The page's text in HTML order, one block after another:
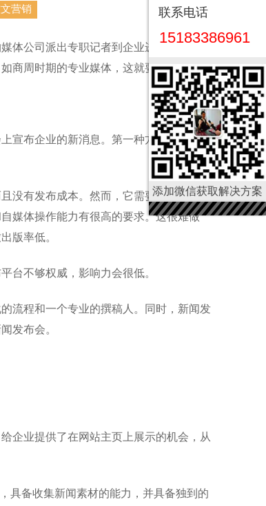
营销
体公司派出专职记者到企业进行实地采
商周时期的专业媒体，这就要求企业有更
宣布企业的新消息。第一种方式是一样
没有发布成本。然而，它需要积累大量的
媒体操作能力有很高的要求。这很难做
版率低。
台不够权威，影响力会很低。
流程和一个专业的撰稿人。同时，新闻发
发布会。
企业提供了在网站主页上展示的机会，从
具备收集新闻素材的能力，并具备独到的
联系电话
15183386961
添加微信获取解决方案